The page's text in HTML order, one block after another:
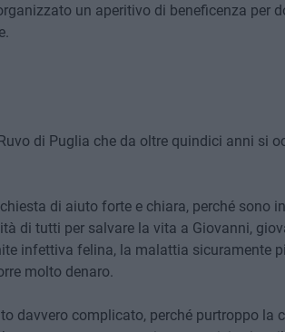
un aperitivo di beneficenza per
di Puglia che da oltre quindici anni si
di aiuto forte e chiara, perché sono
di tutti per salvare la vita a Giovanni,
infettiva felina, la malattia sicuramente
molto denaro.
davvero complicato, perché purtroppo la